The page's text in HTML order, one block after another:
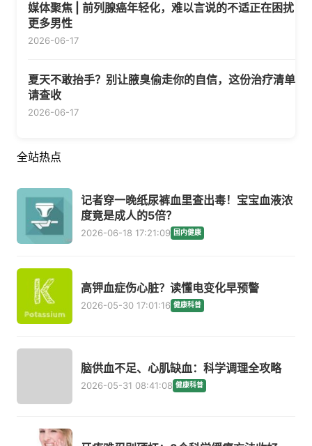
媒体聚焦 | 前列腺癌年轻化，难以言说的不适正在困扰
更多男性
2026-06-17
夏天不敢抬手？别让腋臭偷走你的自信，这份治疗清单
请查收
2026-06-17
全站热点
记者穿一晚纸尿裤血里查出毒！宝宝血液浓
度竟是成人的5倍？
2026-06-18 17:21:09 国内健康
高钾血症伤心脏？读懂电变化早预警
2026-05-30 17:01:16 健康科普
脑供血不足、心肌缺血：科学调理全攻略
2026-05-31 08:41:08 健康科普